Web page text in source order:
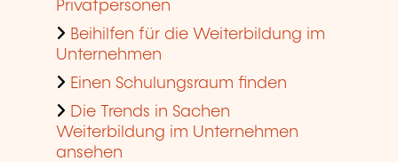
Privatpersonen
Beihilfen für die Weiterbildung im
Unternehmen
Einen Schulungsraum finden
Die Trends in Sachen
Weiterbildung im Unternehmen
ansehen